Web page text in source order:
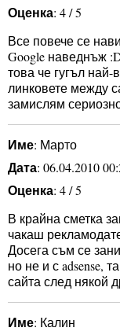
Оценка: 4 / 5
Все повече се
Google наведнъж
това че гугъл
линковете между
замислям
Име: Марто
Дата: 06.04.2010
Оценка: 4 / 5
В крайна сметка
чакаш
Досега съм се
но не и с adsense,
сайта след някой
Име: Калин